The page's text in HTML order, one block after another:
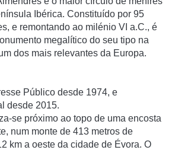
Ibérica. Constituído por 95
e remontando ao milénio VI a.C., é
megalítico do seu tipo na
dos mais relevantes da Europa.
Público desde 1974, e
desde 2015.
se próximo ao topo de uma encosta
num monte de 413 metros de
km a oeste da cidade de Évora. O